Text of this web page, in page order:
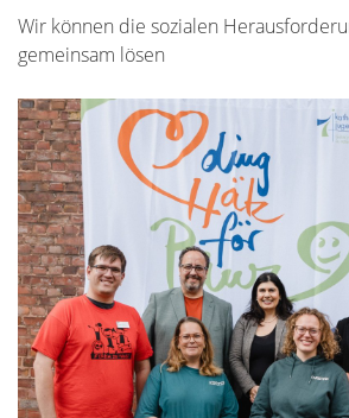
Wir können die sozialen
gemeinsam lösen